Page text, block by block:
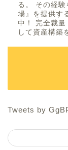
る。 その経
場』を提供す
中！ 完全裁量
して資産構築
Tweets by